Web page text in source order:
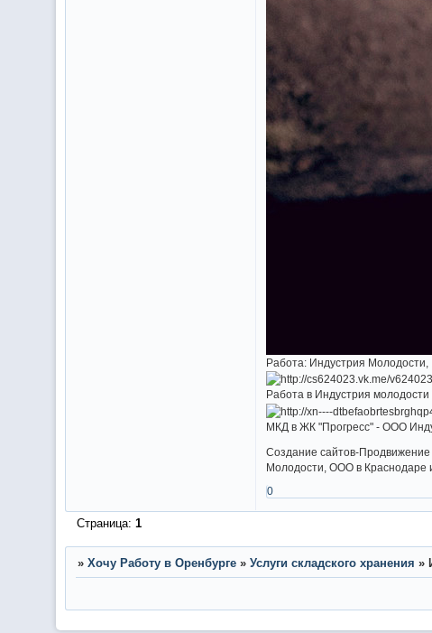
Работа: Индустрия Молодости,
Работа в Индустрия
МКД в ЖК "Прогресс" - ООО
Создание сайтов-
Молодости, ООО в Краснодаре
0
Страница: 1
» Хочу Работу в Оренбурге » Услуги складского хранения »